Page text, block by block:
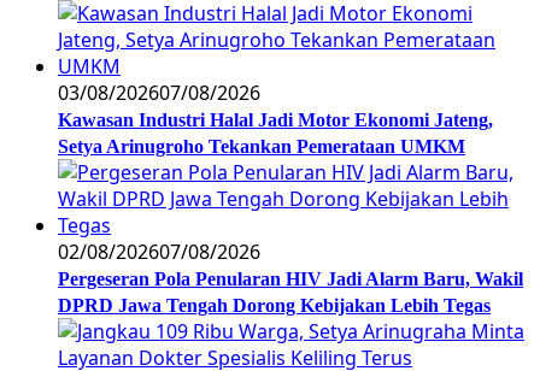
03/08/202607/08/2026
Kawasan Industri Halal Jadi Motor Ekonomi Jateng,
Setya Arinugroho Tekankan Pemerataan UMKM
02/08/202607/08/2026
Pergeseran Pola Penularan HIV Jadi Alarm Baru, Wakil
DPRD Jawa Tengah Dorong Kebijakan Lebih Tegas